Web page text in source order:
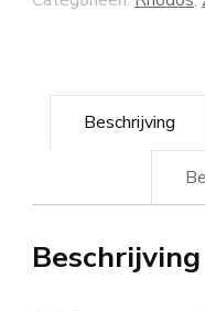
Beschrijving
Beschrijving